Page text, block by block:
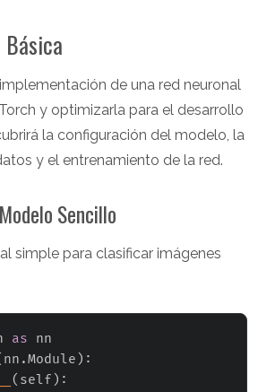
de una red neuronal
y optimizarla para el desarrollo
la configuración del modelo, la
y el entrenamiento de la red.
Sencillo
simple para clasificar imágenes
as
nn .Module ) :
( self ) :